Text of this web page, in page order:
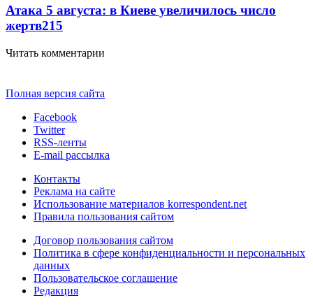
Атака 5 августа: в Киеве увеличилось число
жертв215
Читать комментарии
Полная версия сайта
Facebook
Twitter
RSS-ленты
E-mail рассылка
Контакты
Реклама на сайте
Использование материалов korrespondent.net
Правила пользования сайтом
Договор пользования сайтом
Политика в сфере конфиденциальности и персональных
данных
Пользовательское соглашение
Редакция